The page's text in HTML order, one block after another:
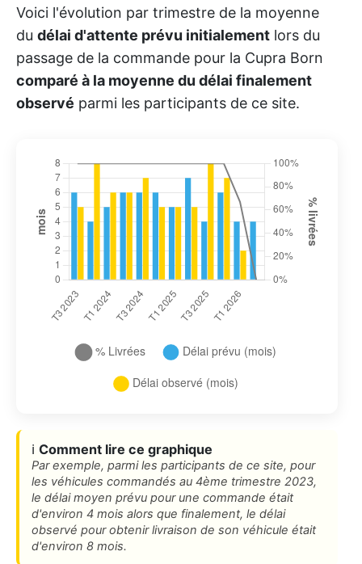
Voici l'évolution par trimestre de la moyenne
du délai d'attente prévu initialement lors du
passage de la commande pour la Cupra Born
comparé à la moyenne du délai finalement
observé parmi les participants de ce site.
ℹ️ Comment lire ce graphique
Par exemple, parmi les participants de ce site, pour
les véhicules commandés au 4ème trimestre 2023,
le délai moyen prévu pour une commande était
d'environ 4 mois alors que finalement, le délai
observé pour obtenir livraison de son véhicule était
d'environ 8 mois.